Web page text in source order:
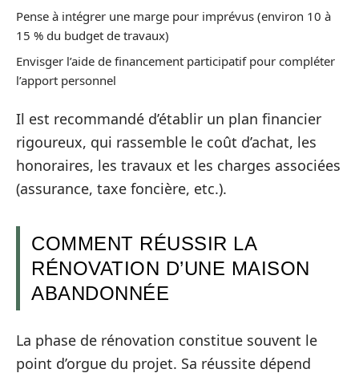
Pense à intégrer une marge pour imprévus (environ 10 à
15 % du budget de travaux)
Envisger l’aide de financement participatif pour compléter
l’apport personnel
Il est recommandé d’établir un plan financier
rigoureux, qui rassemble le coût d’achat, les
honoraires, les travaux et les charges associées
(assurance, taxe foncière, etc.).
COMMENT RÉUSSIR LA
RÉNOVATION D’UNE MAISON
ABANDONNÉE
La phase de rénovation constitue souvent le
point d’orgue du projet. Sa réussite dépend